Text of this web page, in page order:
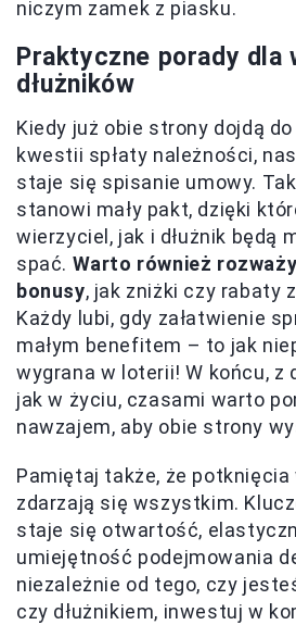
niczym zamek z piasku.
Praktyczne porady dla
dłużników
Kiedy już obie strony dojdą
kwestii spłaty należności,
staje się spisanie umowy.
stanowi mały pakt, dzięki
wierzyciel, jak i dłużnik będą
spać. Warto również
bonusy, jak zniżki czy rabaty
Każdy lubi, gdy załatwienie
małym benefitem – to jak
wygrana w loterii! W końcu, z
jak w życiu, czasami warto
nawzajem, aby obie strony
Pamiętaj także, że
zdarzają się wszystkim.
staje się otwartość,
umiejętność podejmowania
niezależnie od tego, czy
czy dłużnikiem, inwestuj w